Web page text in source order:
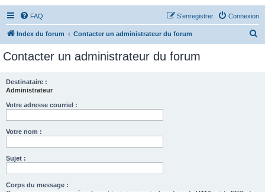
FAQ Connexion
S’enregistrer
Index du forum Contacter un administrateur du forum
Contacter un administrateur du forum
Destinataire :
Administrateur
Votre adresse courriel :
Votre nom :
Sujet :
Corps du message :